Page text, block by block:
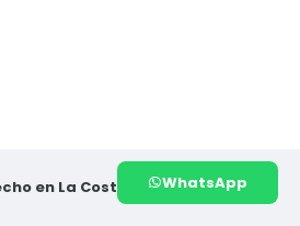
en La Costa WhatsApp